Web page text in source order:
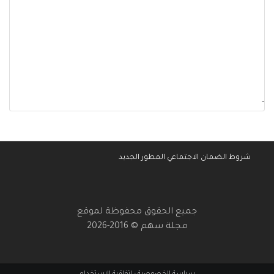
-
شروط الضمان الاجتماعي المطور الجديد
جميع الحقوق محفوظة لموقع
مجلة سهم © 2016-2026